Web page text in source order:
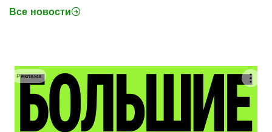
Все новости
Реклама